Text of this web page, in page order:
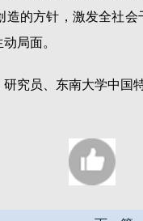
的方针，激发全社
局面。
研究员、东南大学中